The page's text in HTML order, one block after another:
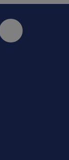
Facebook